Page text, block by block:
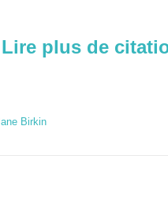
Lire plus de
Birkin